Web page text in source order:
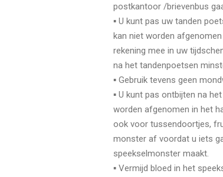
postkantoor /brievenbus
▪ U kunt pas uw tanden
kan niet worden
rekening mee in uw
na het tandenpoetsen
▪ Gebruik tevens geen
▪ U kunt pas ontbijten na
worden afgenomen in het
ook voor tussendoortjes,
monster af voordat u iets
speekselmonster maakt.
▪ Vermijd bloed in het